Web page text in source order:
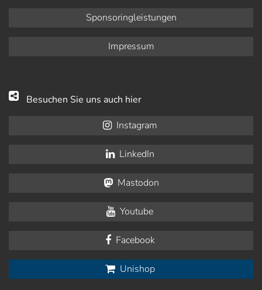
Sponsoringleistungen
Impressum
Besuchen Sie uns auch hier
Instagram
LinkedIn
Mastodon
Youtube
Facebook
Unishop